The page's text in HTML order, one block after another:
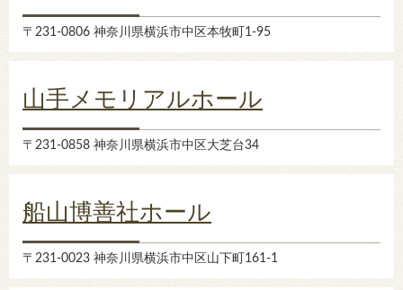
〒231-0806 神奈川県横浜市中区本牧町1-95
山手メモリアルホール
〒231-0858 神奈川県横浜市中区大芝台34
船山博善社ホール
〒231-0023 神奈川県横浜市中区山下町161-1